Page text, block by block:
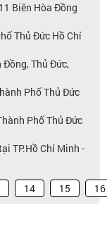
Biên Hòa Đồng
Thủ Đức Hồ Chí
Đồng, Thủ Đức,
Phố Thủ Đức
Phố Thủ Đức
TP.Hồ Chí Minh -
14 15 16